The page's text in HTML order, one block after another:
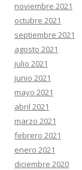
noviembre 2021
octubre 2021
septiembre 2021
agosto 2021
julio 2021
junio 2021
mayo 2021
abril 2021
marzo 2021
febrero 2021
enero 2021
diciembre 2020